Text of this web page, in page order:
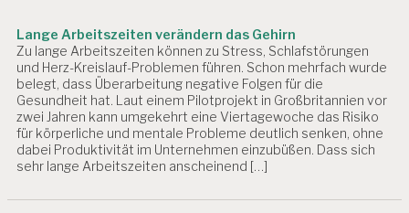
Lange Arbeitszeiten verändern das Gehirn
Zu lange Arbeitszeiten können zu Stress, Schlafstörungen
und Herz-Kreislauf-Problemen führen. Schon mehrfach wurde
belegt, dass Überarbeitung negative Folgen für die
Gesundheit hat. Laut einem Pilotprojekt in Großbritannien vor
zwei Jahren kann umgekehrt eine Viertagewoche das Risiko
für körperliche und mentale Probleme deutlich senken, ohne
dabei Produktivität im Unternehmen einzubüßen. Dass sich
sehr lange Arbeitszeiten anscheinend […]